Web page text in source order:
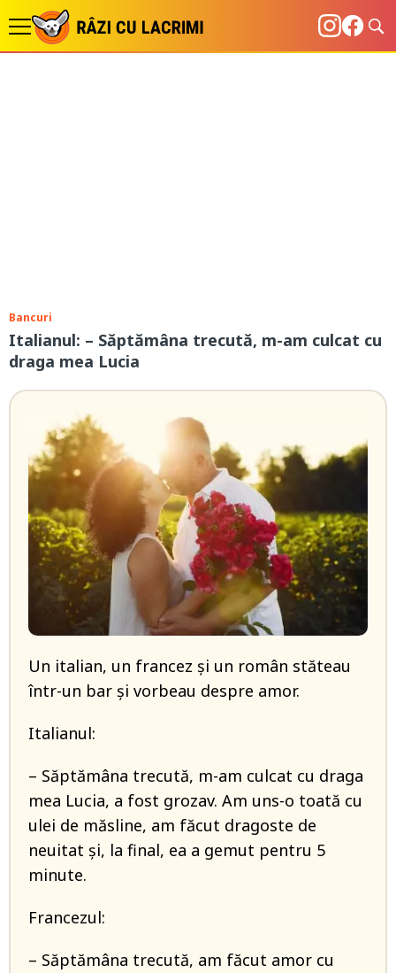
Bancuri
Italianul: – Săptămâna trecută, m-am culcat cu
draga mea Lucia
Un italian, un francez și un român stăteau
într-un bar și vorbeau despre amor.
Italianul:
– Săptămâna trecută, m-am culcat cu draga
mea Lucia, a fost grozav. Am uns-o toată cu
ulei de măsline, am făcut dragoste de
neuitat şi, la final, ea a gemut pentru 5
minute.
Francezul:
– Săptămâna trecută, am făcut amor cu